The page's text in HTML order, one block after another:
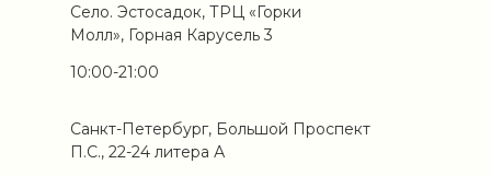
Санкт-Петербург, Большой Проспект
П.С., 22-24 литера А
10:00-21:00
Село. Эстосадок, ТРЦ «Горки
Молл», Горная Карусель 3